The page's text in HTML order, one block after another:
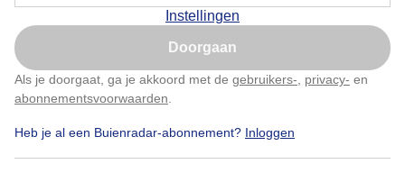
Instellingen
Doorgaan
Als je doorgaat, ga je akkoord met de gebruikers- privacy- en
abonnementsvoorwaarden
Heb je al een Buienradar-abonnement? Inloggen
Door: Ingrid van Wageningen Gemaakt: 24-05-2026, 56x bekeken
Nu niet, misschien later
Klik hierom dit aan te passen